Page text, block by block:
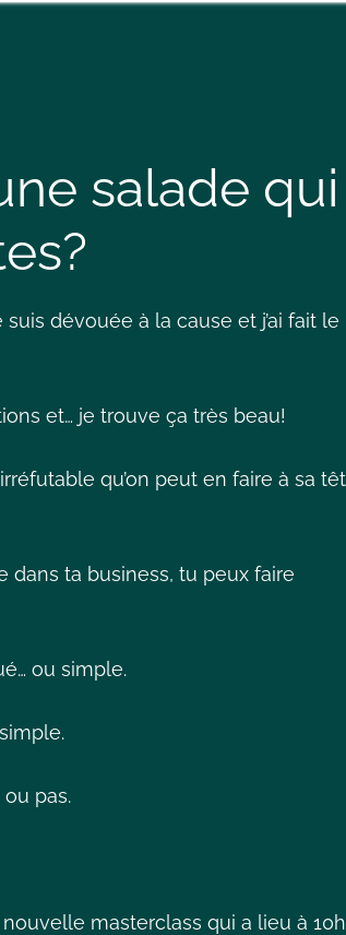
salade qui
dévouée à la cause et j’ai fait le
et… je trouve ça très beau!
qu’on peut en faire à sa
dans ta business, tu peux faire
ou simple.
pas.
masterclass qui a lieu à